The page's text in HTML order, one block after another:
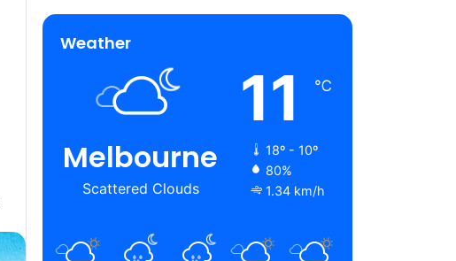
Weather
Melbourne
Scattered Clouds
11 ℃
18º - 10º
80%
1.34 km/h